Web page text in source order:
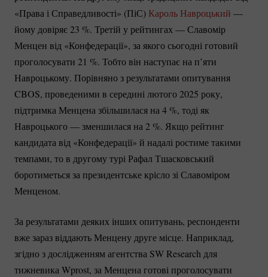
«Права і Справедливості» (ПіС) Кароль Навроцький —
йому довіряє23 %. Третій у рейтингах — Славомір
Менцен від «Конфедерації», за якого сьогодні готовий
проголосувати 21 %. Тобто він наступає на п’яти
Навроцькому. Порівняно з результатами опитування
CBOS, проведеними в середині лютого 2025 року,
підтримка Менцена збільшилася на 4 %, тоді як
Навроцького — зменшилася на 2 %. Якщо рейтинг
кандидата від «Конфедерації» й надалі ростиме такими
темпами, то в другому турі Рафал Тшасковський
боротиметься за президентське крісло зі Славоміром
Менценом.
За результатами деяких інших опитувань, респонденти
вже зараз віддають Менцену друге місце. Наприклад,
згідно з дослідженням агентства SW Research для
тижневика Wprost, за Менцена готові проголосувати